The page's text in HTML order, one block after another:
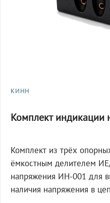
КИНН
Комплект
Комплект из трёх
ёмкостным делителем
напряжения ИН-001 для
наличия напряжения в